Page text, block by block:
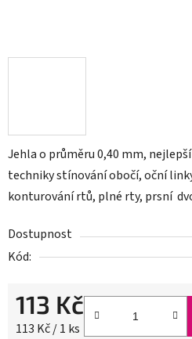
Jehla o průměru 0,40 mm,
techniky stínování obočí, oční
konturování rtů, plné rty, prsní
Dostupnost
Kód:
113 Kč
Měrná cena:
113 Kč / 1 ks